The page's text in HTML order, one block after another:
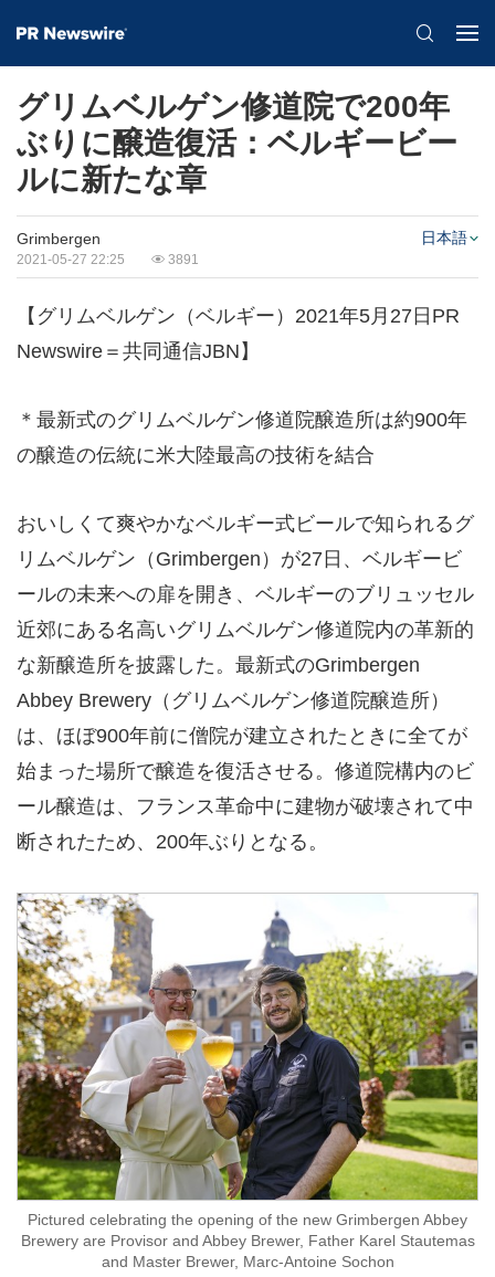
グリムベルゲン修道院で200年
ぶりに醸造復活：ベルギービー
ルに新たな章
Grimbergen
2021-05-27 22:25 3891
日本語
【グリムベルゲン（ベルギー）2021年5月27日PR
Newswire＝共同通信JBN】
＊最新式のグリムベルゲン修道院醸造所は約900年
の醸造の伝統に米大陸最高の技術を結合
おいしくて爽やかなベルギー式ビールで知られるグ
リムベルゲン（Grimbergen）が27日、ベルギービ
ールの未来への扉を開き、ベルギーのブリュッセル
近郊にある名高いグリムベルゲン修道院内の革新的
な新醸造所を披露した。最新式のGrimbergen
Abbey Brewery（グリムベルゲン修道院醸造所）
は、ほぼ900年前に僧院が建立されたときに全てが
始まった場所で醸造を復活させる。修道院構内のビ
ール醸造は、フランス革命中に建物が破壊されて中
断されたため、200年ぶりとなる。
Pictured celebrating the opening of the new Grimbergen Abbey
Brewery are Provisor and Abbey Brewer, Father Karel Stautemas
and Master Brewer, Marc-Antoine Sochon